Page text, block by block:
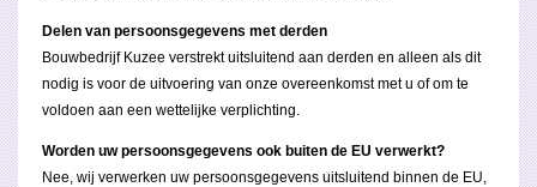
Delen van persoonsgegevens met derden
Bouwbedrijf Kuzee verstrekt uitsluitend aan derden en alleen als dit
nodig is voor de uitvoering van onze overeenkomst met u of om te
voldoen aan een wettelijke verplichting.
Worden uw persoonsgegevens ook buiten de EU verwerkt?
Nee, wij verwerken uw persoonsgegevens uitsluitend binnen de EU,